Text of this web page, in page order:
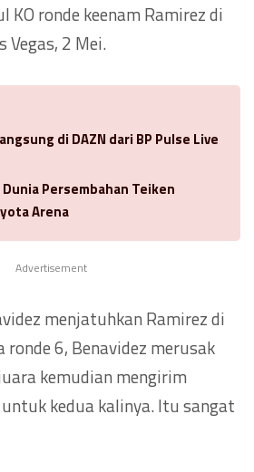
KO ronde keenam Ramirez di
Vegas, 2 Mei.
di DAZN dari BP Pulse Live
Persembahan Teiken
Arena
Advertisement
menjatuhkan Ramirez di
6, Benavidez merusak
kemudian mengirim
kedua kalinya. Itu sangat